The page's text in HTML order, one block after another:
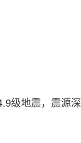
级地震，震源深